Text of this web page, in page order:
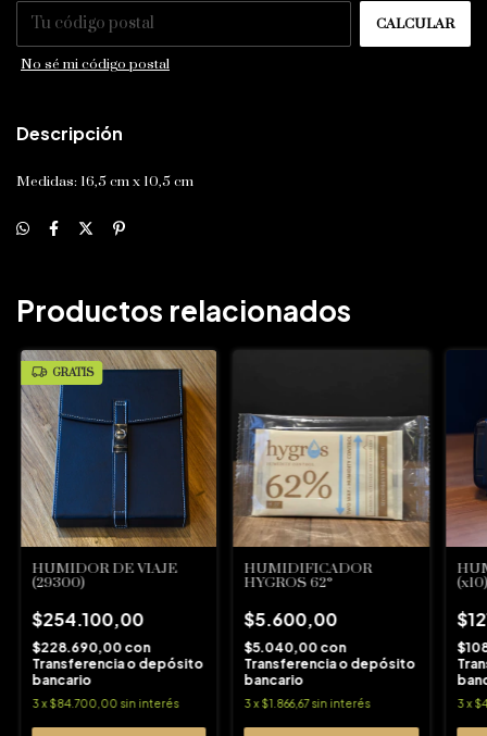
CALCULAR
No sé mi código postal
Descripción
Medidas: 16,5 cm x 10,5 cm
Productos relacionados
GRATIS
HUMIDOR DE VIAJE
(29300)
$254.100,00
$228.690,00 con
Transferencia o depósito
bancario
3x$84.700,00 sin interés
HUMIDIFICADOR
HYGROS 62°
$5.600,00
$5.040,00 con
Transferencia o depósito
bancario
3 x$1.866,67 sin interés 3x